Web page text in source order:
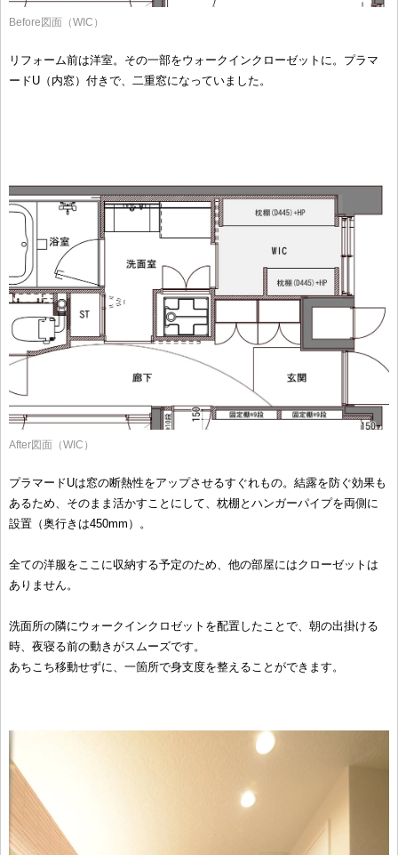
Before図面（WIC）
リフォーム前は洋室。その一部をウォークインクローゼットに。プラマ
ードU（内窓）付きで、二重窓になっていました。
After図面（WIC）
プラマードUは窓の断熱性をアップさせるすぐれもの。結露を防ぐ効果も
あるため、そのまま活かすことにして、枕棚とハンガーパイプを両側に
設置（奥行きは450mm）。
全ての洋服をここに収納する予定のため、他の部屋にはクローゼットは
ありません。
洗面所の隣にウォークインクロゼットを配置したことで、朝の出掛ける
時、夜寝る前の動きがスムーズです。
あちこち移動せずに、一箇所で身支度を整えることができます。